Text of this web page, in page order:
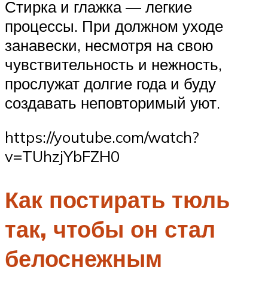
Стирка и глажка — легкие
процессы. При должном уходе
занавески, несмотря на свою
чувствительность и нежность,
прослужат долгие года и буду
создавать неповторимый уют.
https://youtube.com/watch?
v=TUhzjYbFZH0
Как постирать тюль
так, чтобы он стал
белоснежным